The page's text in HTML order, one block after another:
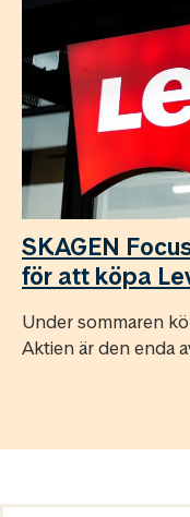
SKAGEN
för att köpa
Under sommaren
Aktien är den enda